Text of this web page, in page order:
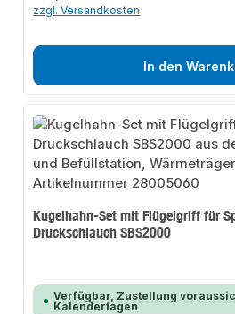
zzgl. Versandkosten
In den
Kugelhahn-Set mit Flügelgriff für
Druckschlauch SBS2000
Verfügbar, Zustellung
Kalendertagen